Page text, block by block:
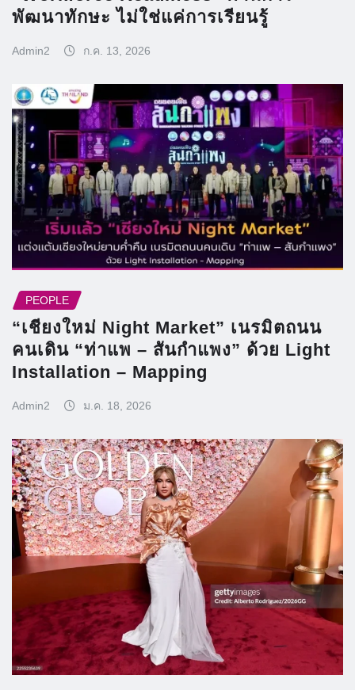
พัฒนาทักษะ ไม่ใช่แค่การเรียนรู้
Admin2 ก.ค. 13, 2026
PEOPLE
“เชียงใหม่ Night Market” เนรมิตถนน
คนเดิน “ท่าแพ – สันกำแพง” ด้วย Light
Installation – Mapping
Admin2 ม.ค. 18, 2026